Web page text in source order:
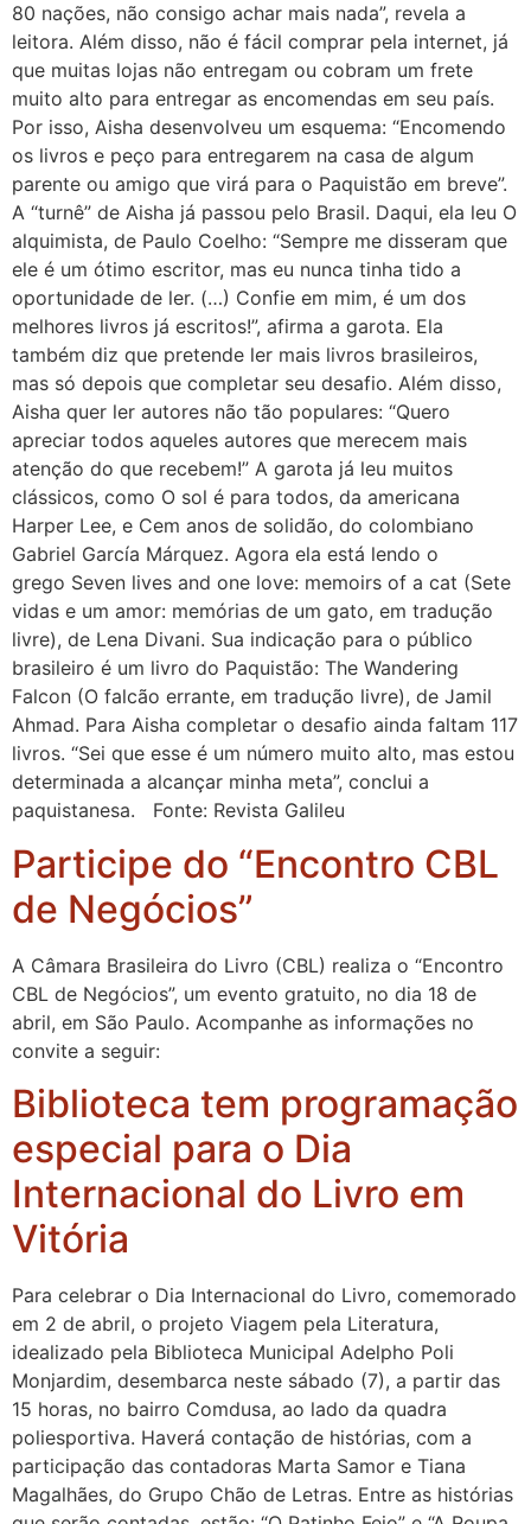
80 nações, não consigo achar mais nada”, revela a
leitora. Além disso, não é fácil comprar pela internet, já
que muitas lojas não entregam ou cobram um frete
muito alto para entregar as encomendas em seu país.
Por isso, Aisha desenvolveu um esquema: “Encomendo
os livros e peço para entregarem na casa de algum
parente ou amigo que virá para o Paquistão em breve”.
A “turnê” de Aisha já passou pelo Brasil. Daqui, ela leu O
alquimista, de Paulo Coelho: “Sempre me disseram que
ele é um ótimo escritor, mas eu nunca tinha tido a
oportunidade de ler. (…) Confie em mim, é um dos
melhores livros já escritos!”, afirma a garota. Ela
também diz que pretende ler mais livros brasileiros,
mas só depois que completar seu desafio. Além disso,
Aisha quer ler autores não tão populares: “Quero
apreciar todos aqueles autores que merecem mais
atenção do que recebem!” A garota já leu muitos
clássicos, como O sol é para todos, da americana
Harper Lee, e Cem anos de solidão, do colombiano
Gabriel García Márquez. Agora ela está lendo o
grego Seven lives and one love: memoirs of a cat (Sete
vidas e um amor: memórias de um gato, em tradução
livre), de Lena Divani. Sua indicação para o público
brasileiro é um livro do Paquistão: The Wandering
Falcon (O falcão errante, em tradução livre), de Jamil
Ahmad. Para Aisha completar o desafio ainda faltam 117
livros. “Sei que esse é um número muito alto, mas estou
determinada a alcançar minha meta”, conclui a
paquistanesa. Fonte: Revista Galileu
Participe do “Encontro CBL
de Negócios”
A Câmara Brasileira do Livro (CBL) realiza o “Encontro
CBL de Negócios”, um evento gratuito, no dia 18 de
abril, em São Paulo. Acompanhe as informações no
convite a seguir:
Biblioteca tem programação
especial para o Dia
Internacional do Livro em
Vitória
Para celebrar o Dia Internacional do Livro, comemorado
em 2 de abril, o projeto Viagem pela Literatura,
idealizado pela Biblioteca Municipal Adelpho Poli
Monjardim, desembarca neste sábado (7), a partir das
15 horas, no bairro Comdusa, ao lado da quadra
poliesportiva. Haverá contação de histórias, com a
participação das contadoras Marta Samor e Tiana
Magalhães, do Grupo Chão de Letras. Entre as histórias